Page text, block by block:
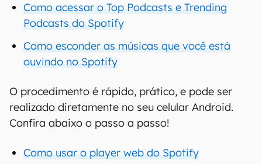
Como acessar o Top Podcasts e Trending
Podcasts do Spotify
Como esconder as músicas que você está
ouvindo no Spotify
O procedimento é rápido, prático, e pode ser
realizado diretamente no seu celular Android.
Confira abaixo o passo a passo!
Como usar o player web do Spotify